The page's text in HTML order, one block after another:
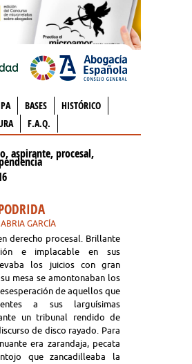
BASES
HISTÓRICO
F.A.Q.
aspirante, procesal,
GARCÍA
derecho procesal. Brillante
e implacable en sus
los juicios con gran
mesa se amontonaban los
de aquellos que
a sus larguísimas
un tribunal rendido de
de disco rayado. Para
era zarandaja, pecata
que zancadilleaba la